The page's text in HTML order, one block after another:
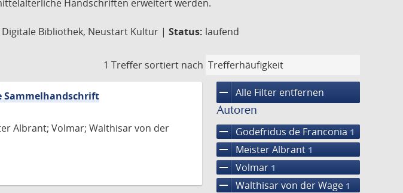
Handschriften erweitert werden.
Bibliothek, Neustart Kultur | Status: laufend
1 Treffer sortiert nach
remove Alle Filter entfernen
Autoren
remove Godefridus de Franconia 1
remove Meister Albrant 1
remove Volmar 1
remove Walthisar von der Wage 1
Sammelhandschrift
Albrant; Volmar; Walthisar von der